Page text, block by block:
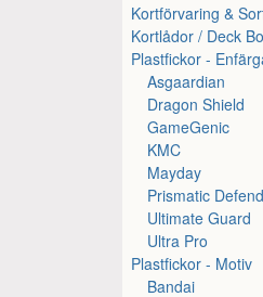
Kortförvaring &
Kortlådor / Deck
Plastfickor -
Asgaardian
Dragon Shield
GameGenic
KMC
Mayday
Prismatic
Ultimate Guard
Ultra Pro
Plastfickor - Motiv
Bandai